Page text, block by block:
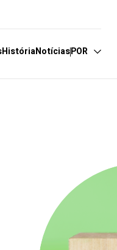
HistóriaNotíciasPOR